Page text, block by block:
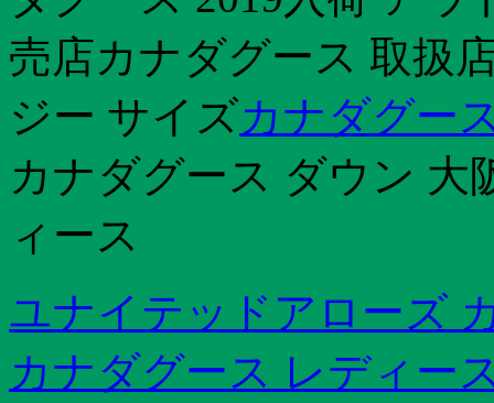
売店カナダグース 取扱
ジー サイズカナダグー
カナダグース ダウン 大
ィース
ユナイテッドアローズ
カナダグース レディー